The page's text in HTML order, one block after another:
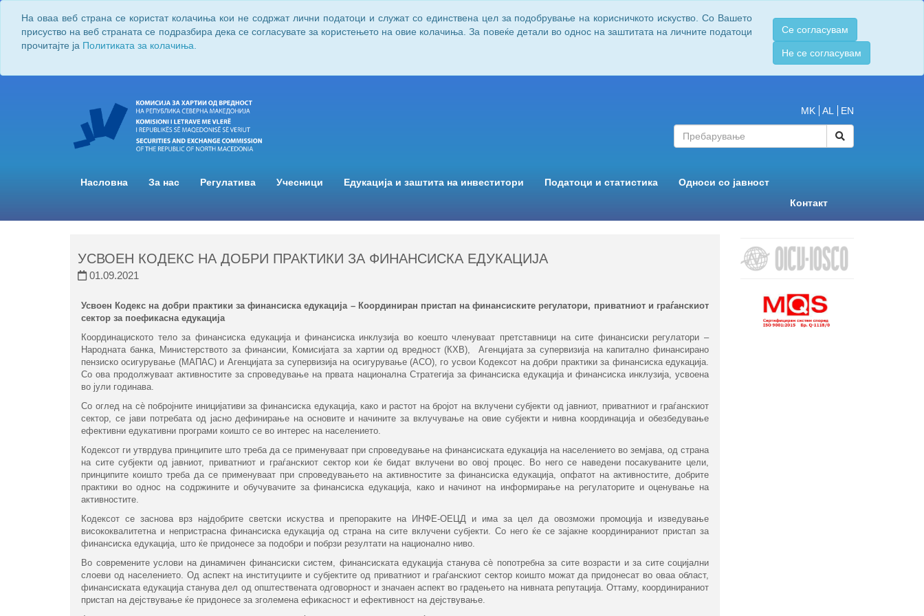
На оваа веб страна се користат колачиња кои не содржат лични податоци и служат со единствена цел за подобрување на корисничкото искуство. Со Вашето
присуство на веб страната се подразбира дека се согласувате за користењето на овие колачиња. За повеќе детали во однос на заштитата на личните податоци
прочитајте ја Политиката за колачиња.
Се согласувам
Не се согласувам
MK AL EN
Насловна За нас Регулатива Учесници Едукација и заштита на инвеститори Податоци и статистика
Односи со јавност
Контакт
УСВОЕН КОДЕКС НА ДОБРИ ПРАКТИКИ ЗА ФИНАНСИСКА ЕДУКАЦИЈА
01.09.2021
Усвоен Кодекс на добри практики за финансиска едукација – Координиран пристап на финансиските регулатори, приватниот и граѓанскиот
сектор за поефикасна едукација
Координациското тело за финансиска едукација и финансиска инклузија во коешто членуваат претставници на сите финансиски регулатори –
Народната банка, Министерството за финансии, Комисијата за хартии од вредност (КХВ), Агенцијата за супервизија на капитално финансирано
пензиско осигурување (МАПАС) и Агенцијата за супервизија на осигурување (АСО), го усвои Кодексот на добри практики за финансиска едукација.
Со ова продолжуваат активностите за спроведување на првата национална Стратегија за финансиска едукација и финансиска инклузија, усвоена
во јули годинава.
Со оглед на сѐ побројните иницијативи за финансиска едукација, како и растот на бројот на вклучени субјекти од јавниот, приватниот и граѓанскиот
сектор, се јави потребата од јасно дефинирање на основите и начините за вклучување на овие субјекти и нивна координација и обезбедување
ефективни едукативни програми коишто се во интерес на населението.
Кодексот ги утврдува принципите што треба да се применуваат при спроведување на финансиската едукација на населението во земјава, од страна
на сите субјекти од јавниот, приватниот и граѓанскиот сектор кои ќе бидат вклучени во овој процес. Во него се наведени посакуваните цели,
принципите коишто треба да се применуваат при спроведувањето на активностите за финансиска едукација, опфатот на активностите, добрите
практики во однос на содржините и обучувачите за финансиска едукација, како и начинот на информирање на регулаторите и оценување на
активностите.
Кодексот се заснова врз најдобрите светски искуства и препораките на ИНФЕ-ОЕЦД и има за цел да овозможи промоција и изведување
висококвалитетна и непристрасна финансиска едукација од страна на сите вклучени субјекти. Со него ќе се зајакне координираниот пристап за
финансиска едукација, што ќе придонесе за подобри и побрзи резултати на национално ниво.
Во современите услови на динамичен финансиски систем, финансиската едукација станува сѐ попотребна за сите возрасти и за сите социјални
слоеви од населението. Од аспект на институциите и субјектите од приватниот и граѓанскиот сектор коишто можат да придонесат во оваа област,
финансиската едукација станува дел од општествената одговорност и значаен аспект во градењето на нивната репутација. Оттаму, координираниот
пристап на дејствување ќе придонесе за зголемена ефикасност и ефективност на дејствување.